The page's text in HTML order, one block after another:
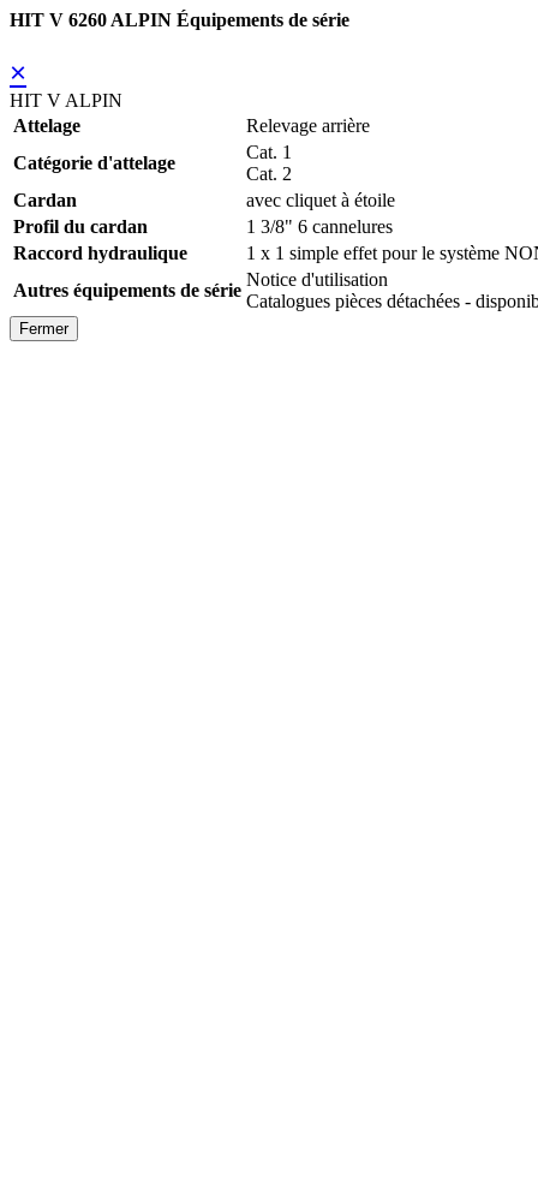
HIT V 6260 ALPIN Équipements de série
×
HIT V ALPIN
Attelage
Relevage arrière
Catégorie d'attelage
Cat. 1
Cat. 2
Cardan
avec cliquet à étoile
Profil du cardan
1 3/8" 6 cannelures
Raccord hydraulique
1 x 1 simple effet pour le système
Autres équipements de série
Notice d'utilisation
Catalogues pièces détachées -
Fermer